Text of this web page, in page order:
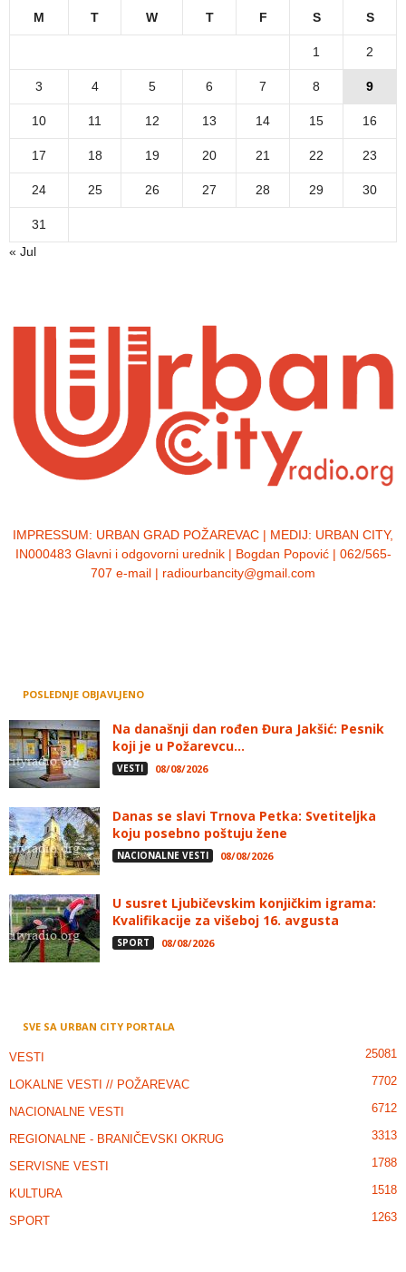
M T W T F S S
1 2
3 4 5 6 7 8 9
10 11 12 13 14 15 16
17 18 19 20 21 22 23
24 25 26 27 28 29 30
31
« Jul
IMPRESSUM: URBAN GRAD POŽAREVAC | MEDIJ: URBAN CITY,
IN000483 Glavni i odgovorni urednik | Bogdan Popović | 062/565-
707 e-mail | radiourbancity@gmail.com
POSLEDNJE OBJAVLJENO
Na današnji dan rođen Đura Jakšić: Pesnik
koji je u Požarevcu...
VESTI 08/08/2026
Danas se slavi Trnova Petka: Svetiteljka
koju posebno poštuju žene
NACIONALNE VESTI 08/08/2026
U susret Ljubičevskim konjičkim igrama:
Kvalifikacije za višeboj 16. avgusta
SPORT 08/08/2026
SVE SA URBAN CITY PORTALA
VESTI 25081
LOKALNE VESTI // POŽAREVAC 7702
NACIONALNE VESTI 6712
REGIONALNE - BRANIČEVSKI OKRUG 3313
SERVISNE VESTI 1788
KULTURA 1518
SPORT 1263